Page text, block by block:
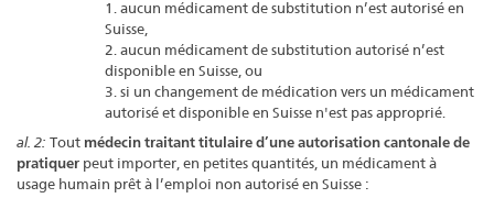
1. aucun médicament de substitution n’est autorisé en
Suisse,
2. aucun médicament de substitution autorisé n’est
disponible en Suisse, ou
3. si un changement de médication vers un médicament
autorisé et disponible en Suisse n'est pas approprié.
al. 2: Tout médecin traitant titulaire d’une autorisation cantonale de
pratiquer peut importer, en petites quantités, un médicament à
usage humain prêt à l’emploi non autorisé en Suisse :